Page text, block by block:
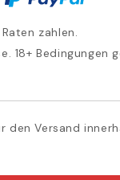
zahlen.
18+ Bedingungen
den Versand